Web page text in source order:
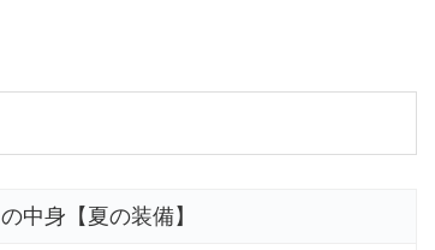
中身【夏の装備】